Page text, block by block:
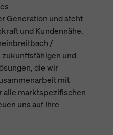
Generation und steht
und Kundennähe.
/
und
die wir
mit
alle marktspezifischen
uns auf Ihre